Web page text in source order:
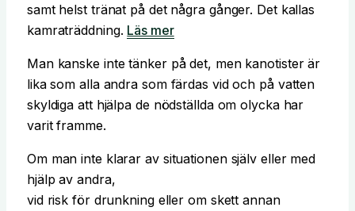
samt helst tränat på det några gånger. Det kallas
kamraträddning. Läs mer
Man kanske inte tänker på det, men kanotister är
lika som alla andra som färdas vid och på vatten
skyldiga att hjälpa de nödställda om olycka har
varit framme.
Om man inte klarar av situationen själv eller med
hjälp av andra,
vid risk för drunkning eller om skett annan